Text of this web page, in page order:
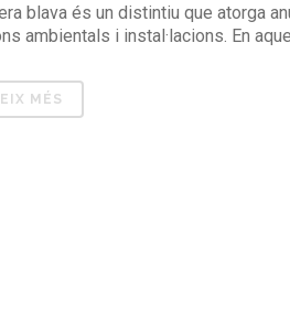
blava és un distintiu que atorga
ambientals i instal·lacions. En
MÉS